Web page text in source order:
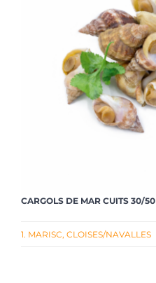
CARGOLS DE MAR CUITS 30/50
1. MARISC, CLOISES/NAVALLES